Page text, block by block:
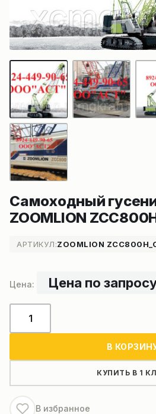
Самоходный
ZOOMLION
АРТИКУЛ:ZOOMLION
Цена по
товара
ZOOMLION
ZCC800H
В
КУПИТЬ В 1
В избранное